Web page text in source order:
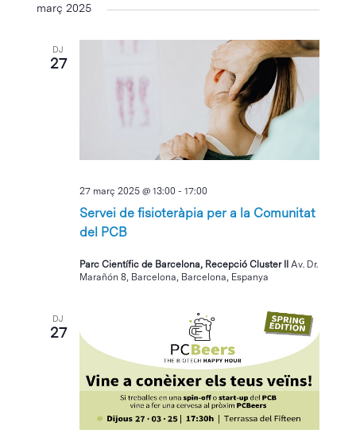
i
cerca
una
març 2025
DJ
27
Servei de fisioteràpia per a la Comunitat
del PCB
27 març 2025 @ 13:00 -17:00
Parc Científic de Barcelona, Recepció Cluster IIAv. Dr.
Marañón 8, Barcelona, Barcelona, Espanya
DJ
27